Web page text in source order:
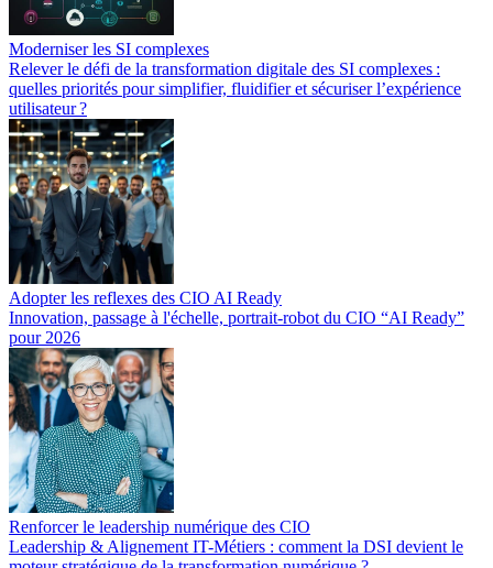
Moderniser les SI complexes
Relever le défi de la transformation digitale des SI complexes :
quelles priorités pour simplifier, fluidifier et sécuriser l’expérience
utilisateur ?
Adopter les reflexes des CIO AI Ready
Innovation, passage à l'échelle, portrait-robot du CIO “AI Ready”
pour 2026
Renforcer le leadership numérique des CIO
Leadership & Alignement IT-Métiers : comment la DSI devient le